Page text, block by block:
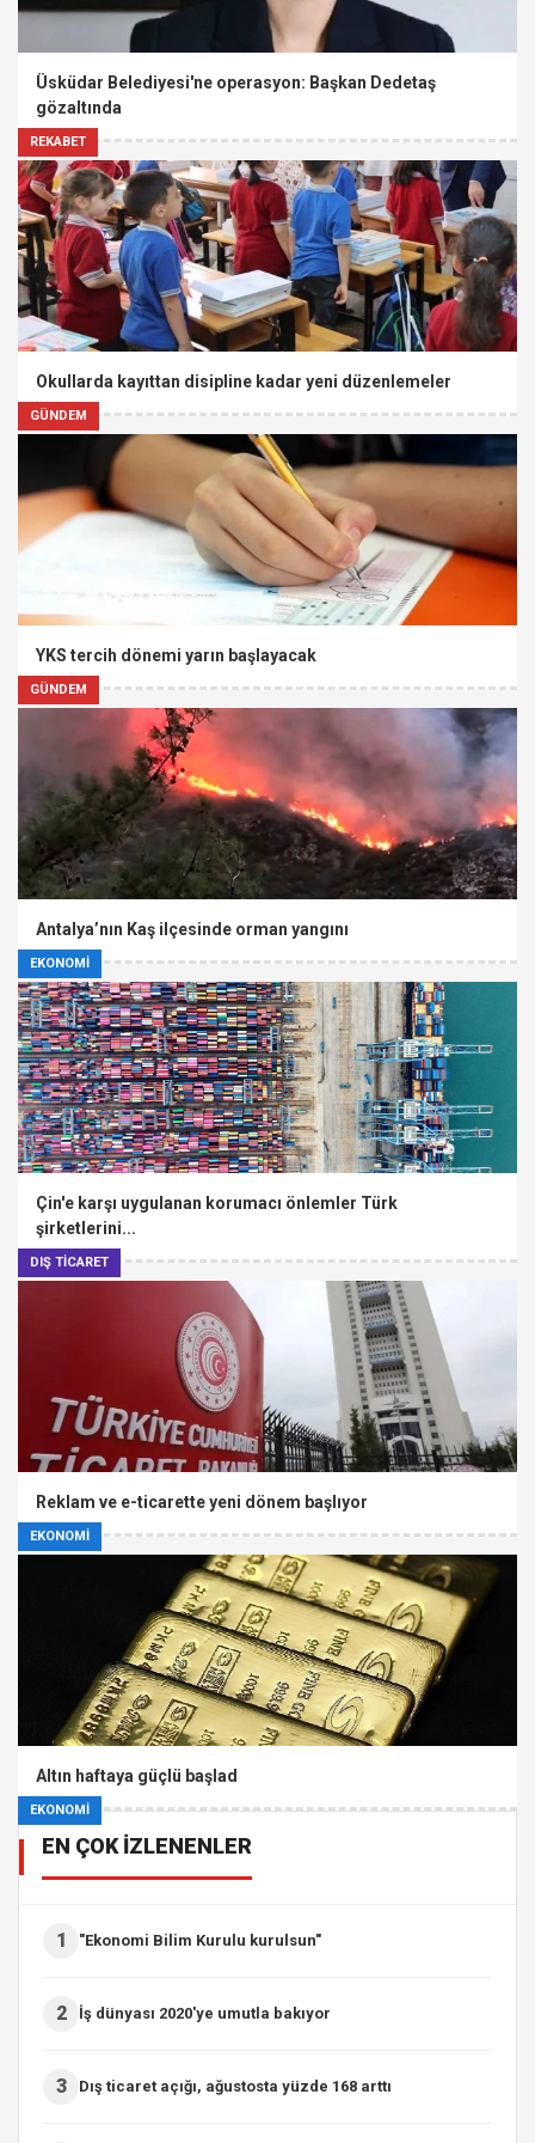
REKABET
Üsküdar Belediyesi'ne operasyon: Başkan Dedetaş
gözaltında
GÜNDEM
Okullarda kayıttan disipline kadar yeni düzenlemeler
GÜNDEM
YKS tercih dönemi yarın başlayacak
EKONOMİ
Antalya’nın Kaş ilçesinde orman yangını
DIŞ TİCARET
Çin'e karşı uygulanan korumacı önlemler Türk
şirketlerini...
EKONOMİ
Reklam ve e-ticarette yeni dönem başlıyor
EKONOMİ
Altın haftaya güçlü başlad
EN ÇOK İZLENENLER
1 "Ekonomi Bilim Kurulu kurulsun"
2 İş dünyası 2020'ye umutla bakıyor
3 Dış ticaret açığı, ağustosta yüzde 168 arttı